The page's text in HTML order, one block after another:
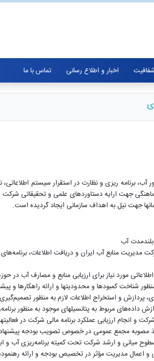
شفافیت اخبار و اطلاع رسانی تماس با ما
آب، برنامه ریزی و نظارت در استقرار سیستم
جهت ارایه دستاوردهای علمی و تحقیقاتی
جهت نیل به اهداف سازمانی ایجاد گردیده است.
آب
مدیریت منابع آب ایران و دریافت اطلاعات،
مورد نیاز برای ارزیابی منابع و مصارف آب در
شناخت کمبودها و محدودیتها و ارائه راهکارها و
پردازش و استخراج اطلاعات لازم به منظور
مربوط به پتانسیلهای موجود به منظور
و انجام ارزیابی عملکرد برنامه مالی شرکت در
مصوبه مجمع عمومی در‌ خصوص تصویب بودجه
میانی و ارشد شرکت تحت کمیته برنامه‌ریزی آب و
و اعمال مدیریت مؤثر در تخصیص بودجه و ارائه